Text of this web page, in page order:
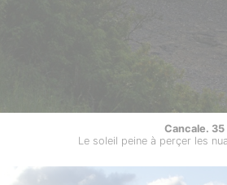
Cancale. 35
Le soleil peine à perçer les